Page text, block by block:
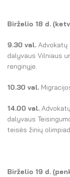
Birželio 18 d.
9.30 val. Advokatų
dalyvaus Vilniaus
renginyje.
10.30 val.
14.00 val.
dalyvaus
teisės žinių
Birželio 19 d.